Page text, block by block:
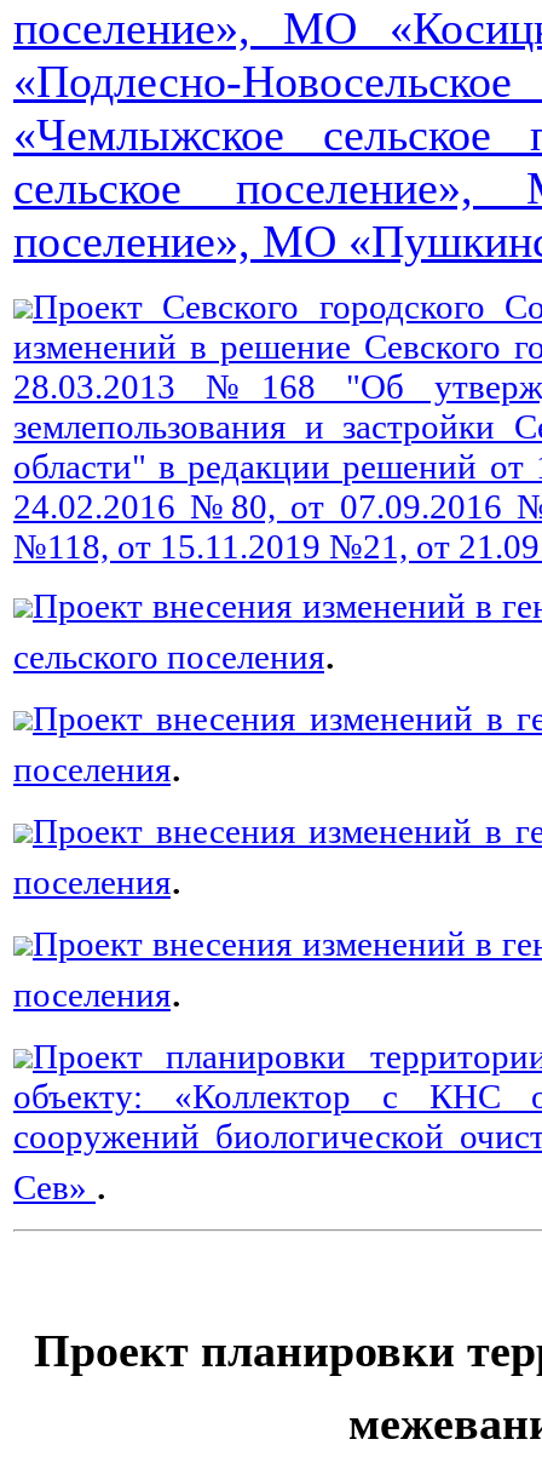
поселение», МО
«Подлесно-
«Чемлыжское
сельское поселение»,
поселение», МО
Проект Севского городского
изменений в решение Севского
28.03.2013 №168 "Об
землепользования и застройки
области" в редакции решений
24.02.2016 №80, от 07.09.2016
№118, от 15.11.2019 №21, от
Проект внесения изменений в
сельского поселения.
Проект внесения изменений в
поселения.
Проект внесения изменений в
поселения.
Проект внесения изменений в
поселения.
Проект планировки
объекту: «Коллектор с КНС
сооружений биологической
Сев» .
Проект планировки